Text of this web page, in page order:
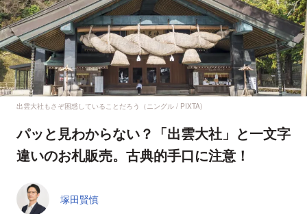
出雲大社もさぞ困惑していることだろう（ニングル / PIXTA)
パッと見わからない？「出雲大社」と一文字
違いのお札販売。古典的手口に注意！
塚田賢慎